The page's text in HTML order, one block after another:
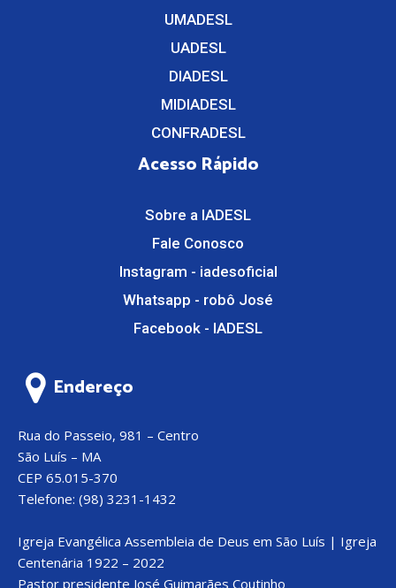
UMADESL
UADESL
DIADESL
MIDIADESL
CONFRADESL
Acesso Rápido
Sobre a IADESL
Fale Conosco
Instagram - iadesoficial
Whatsapp - robô José
Facebook - IADESL
Endereço
Rua do Passeio, 981 – Centro
São Luís – MA
CEP 65.015-370
Telefone: (98) 3231-1432
Igreja Evangélica Assembleia de Deus em São Luís | Igreja
Centenária 1922 – 2022
Pastor presidente José Guimarães Coutinho